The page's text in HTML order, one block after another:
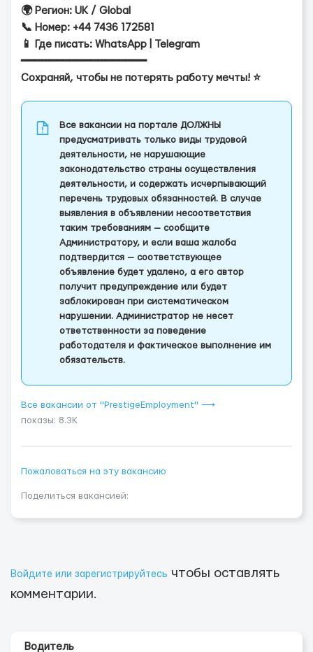
🌍 Регион: UK / Global
📞 Номер: +44 7436 172581
📱 Где писать: WhatsApp | Telegram
━━━━━━━━━━━━━━━━━━
Сохраняй, чтобы не потерять работу мечты! ⭐
Все вакансии на портале ДОЛЖНЫ
предусматривать только виды трудовой
деятельности, не нарушающие
законодательство страны осуществления
деятельности, и содержать исчерпывающий
перечень трудовых обязанностей. В случае
выявления в объявлении несоответствия
таким требованиям — сообщите
Администратору, и если ваша жалоба
подтвердится — соответствующее
объявление будет удалено, а его автор
получит предупреждение или будет
заблокирован при систематическом
нарушении. Администратор не несет
ответственности за поведение
работодателя и фактическое выполнение им
обязательств.
Все вакансии от "PrestigeEmployment" ⟶
показы: 8.3K
Пожаловаться на эту вакансию
Поделиться вакансией:
Войдите или зарегистрируйтесь чтобы оставлять
комментарии.
Водитель